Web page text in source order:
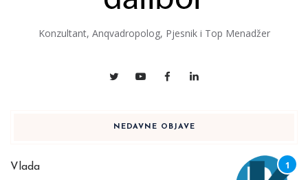
Konzultant, Anqvadropolog, Pjesnik i Top Menadžer
NEDAVNE OBJAVE
Vlada